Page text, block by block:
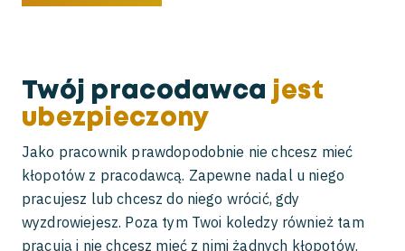
Twój pracodawca jest
ubezpieczony
Jako pracownik prawdopodobnie nie chcesz mieć
kłopotów z pracodawcą. Zapewne nadal u niego
pracujesz lub chcesz do niego wrócić, gdy
wyzdrowiejesz. Poza tym Twoi koledzy również tam
pracują i nie chcesz mieć z nimi żadnych kłopotów.